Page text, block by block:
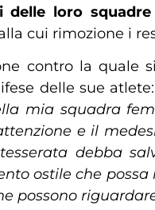
delle loro
cui rimozione i
contro la quale
delle sue atlete:
mia squadra
e il
debba
ostile che
possono